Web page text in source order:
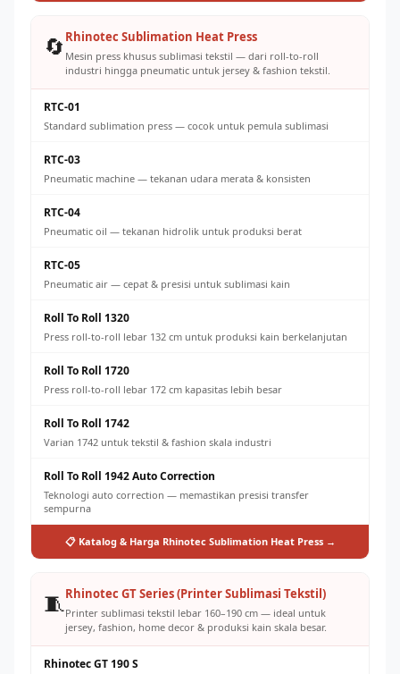
🔄 Rhinotec Sublimation Heat Press
Mesin press khusus sublimasi tekstil — dari roll-to-roll
industri hingga pneumatic untuk jersey & fashion tekstil.
RTC-01
Standard sublimation press — cocok untuk pemula sublimasi
RTC-03
Pneumatic machine — tekanan udara merata & konsisten
RTC-04
Pneumatic oil — tekanan hidrolik untuk produksi berat
RTC-05
Pneumatic air — cepat & presisi untuk sublimasi kain
Roll To Roll 1320
Press roll-to-roll lebar 132 cm untuk produksi kain berkelanjutan
Roll To Roll 1720
Press roll-to-roll lebar 172 cm kapasitas lebih besar
Roll To Roll 1742
Varian 1742 untuk tekstil & fashion skala industri
Roll To Roll 1942 Auto Correction
Teknologi auto correction — memastikan presisi transfer
sempurna
📋 Katalog & Harga Rhinotec Sublimation Heat Press →
🧵Rhinotec GT Series (Printer Sublimasi Tekstil)
Printer sublimasi tekstil lebar 160–190 cm — ideal untuk
jersey, fashion, home decor & produksi kain skala besar.
Rhinotec GT 190 S